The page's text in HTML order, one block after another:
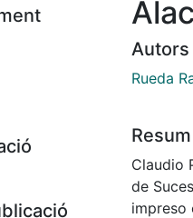
Autors
Rueda
Resum
Claudio
de
impreso